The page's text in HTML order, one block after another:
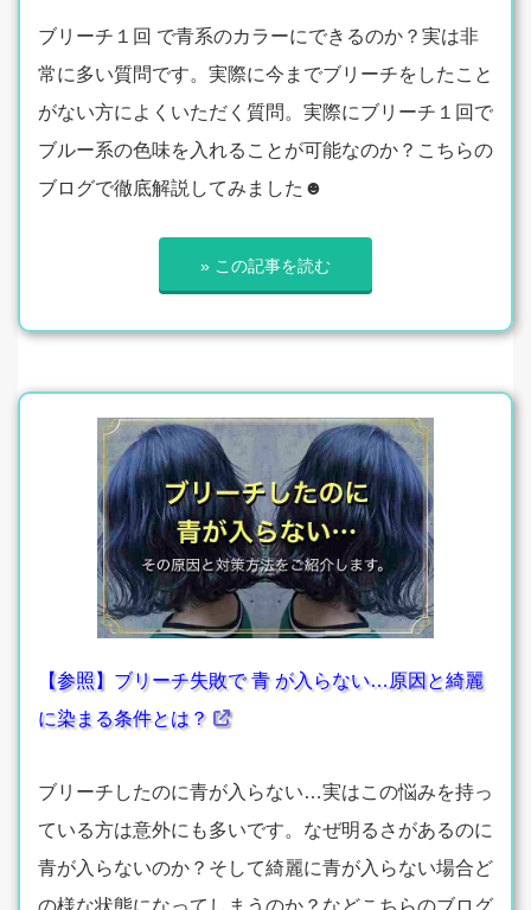
ブリーチ１回 で青系のカラーにできるのか？実は非
常に多い質問です。実際に今までブリーチをしたこと
がない方によくいただく質問。実際にブリーチ１回で
ブルー系の色味を入れることが可能なのか？こちらの
ブログで徹底解説してみました☻
» この記事を読む
【参照】ブリーチ失敗で 青 が入らない…原因と綺麗
に染まる条件とは？
ブリーチしたのに青が入らない…実はこの悩みを持っ
ている方は意外にも多いです。なぜ明るさがあるのに
青が入らないのか？そして綺麗に青が入らない場合ど
の様な状態になってしまうのか？などこちらのブログ